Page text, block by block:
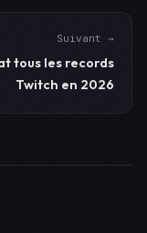
Suivant →
tous les records
Twitch en 2026